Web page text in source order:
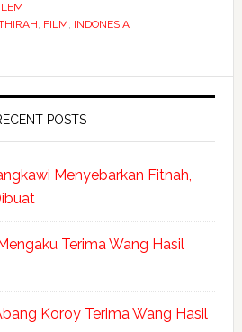
, FILM, INDONESIA
POSTS
Menyebarkan Fitnah,
Terima Wang Hasil
Koroy Terima Wang Hasil